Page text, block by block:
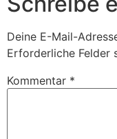
Deine E-Mail-
Erforderliche Felder
Kommentar *